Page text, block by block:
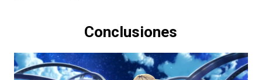
Conclusiones